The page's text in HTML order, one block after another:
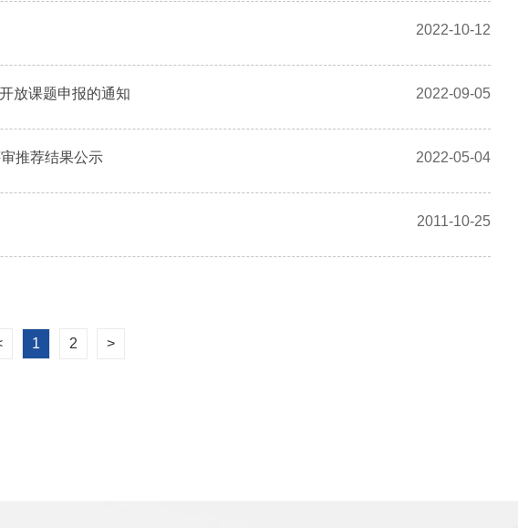
2022-10-12
放课题申报的通知 2022-09-05
推荐结果公示 2022-05-04
2011-10-25
1 2 >